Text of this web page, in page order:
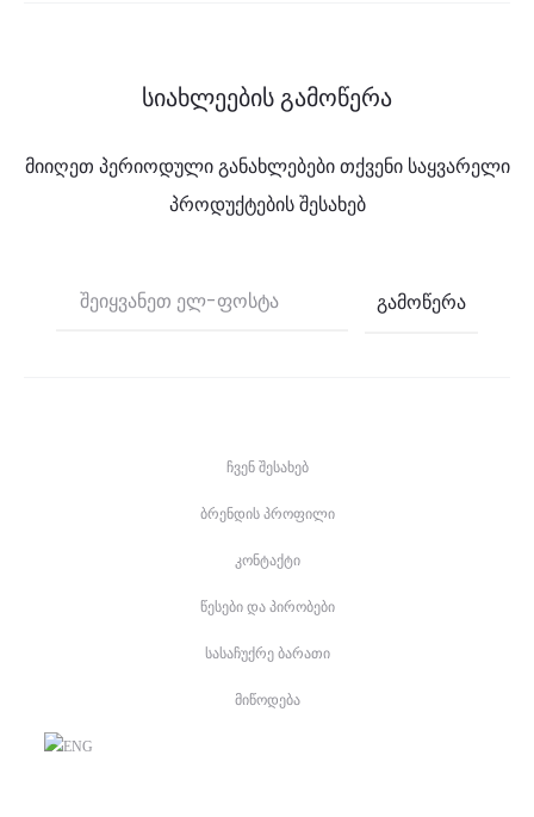
სიახლეების გამოწერა
მიიღეთ პერიოდული განახლებები თქვენი საყვარელი
პროდუქტების შესახებ
ჩვენ შესახებ
ბრენდის პროფილი
კონტაქტი
წესები და პირობები
სასაჩუქრე ბარათი
მიწოდება